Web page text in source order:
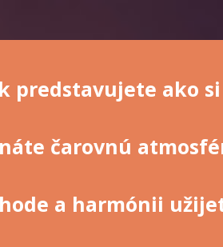
predstavujete ako
čarovnú
a harmónii